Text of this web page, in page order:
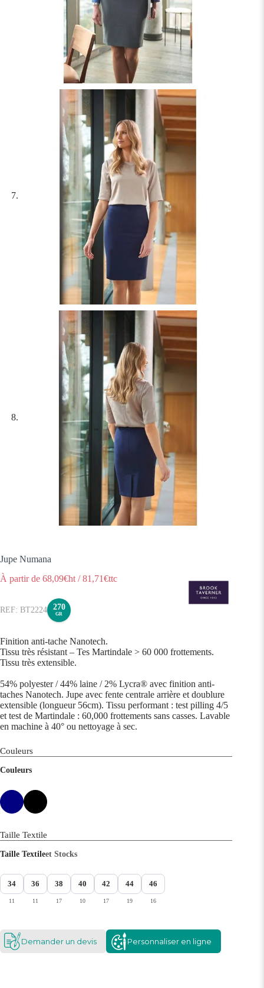
Jupe Numana
À partir de 68,09€ht /81,71€ttc
BT2224 270
GR
Finition anti-tache Nanotech.
Tissu très résistant – Tes Martindale > 60 000 frottements.
Tissu très extensible.
54% polyester / 44% laine / 2% Lycra® avec finition anti-
taches Nanotech. Jupe avec fente centrale arrière et doublure
extensible (longueur 56cm). Tissu performant : test pilling 4/5
et test de Martindale : 60,000 frottements sans casses. Lavable
en machine à 40° ou nettoyage à sec.
Couleurs
Couleurs
Taille Textile
Taille Textileet Stocks
34
11
36
11
38
17
40
10
42
17
44
19
46
16
Demander un devis Personnaliser en ligne